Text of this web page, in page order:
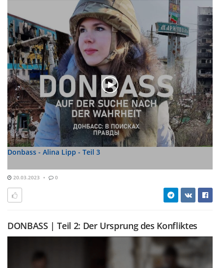
Donbass - Alina Lipp - Teil 3
20.03.2023 0
DONBASS | Teil 2: Der Ursprung des Konfliktes